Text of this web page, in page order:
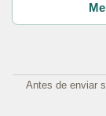
Antes de enviar